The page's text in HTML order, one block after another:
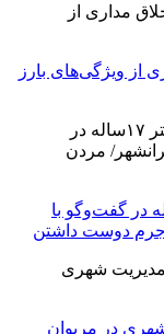
از ویژگی‌های بارز
کانی عبداللهی دختر ۱۷ساله در گفت‌وگو با
جرم دوست داشتن
در مریوان